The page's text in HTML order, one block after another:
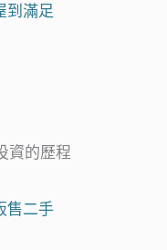
到滿足
資的歷程
售二手